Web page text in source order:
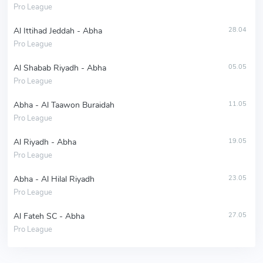
Pro League
Al Ittihad Jeddah - Abha
Pro League
28.04
Al Shabab Riyadh - Abha
Pro League
05.05
Abha - Al Taawon Buraidah
Pro League
11.05
Al Riyadh - Abha
Pro League
19.05
Abha - Al Hilal Riyadh
Pro League
23.05
Al Fateh SC - Abha
Pro League
27.05